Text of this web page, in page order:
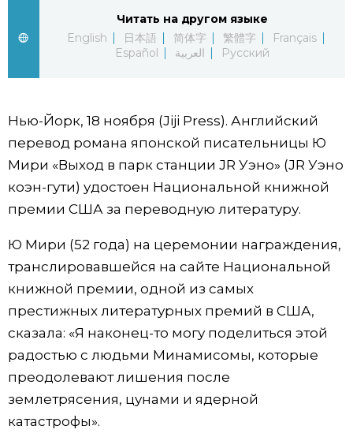
العربية
Фото/Видео
Разделы
Люди
Блог
Политика
Экономика
Общество
Культура
Популярные статьи
Японский язык
Японский калейдоскоп
Семья
Еда и напитки
official SNS
Читать на другом языке
English
日本語 简体字 繁體字
Français
Español
العربية Русский
Нью-Йорк, 18 ноября (Jiji Press). Английский
перевод романа японской писательницы Ю
Мири «Выход в парк станции JR Уэно» (JR Уэно
коэн-гути) удостоен Национальной книжной
премии США за переводную литературу.
Ю Мири (52 года) на церемонии награждения,
транслировавшейся на сайте Национальной
книжной премии, одной из самых
престижных литературных премий в США,
сказала: «Я наконец-то могу поделиться этой
радостью с людьми Минамисомы, которые
преодолевают лишения после
землетрясения, цунами и ядерной
катастрофы».